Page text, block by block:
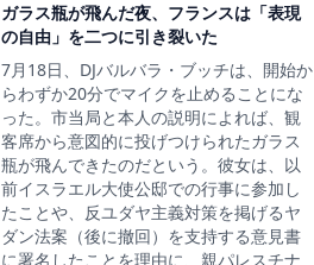
ガラス瓶が飛んだ夜、フランスは「表現
の自由」を二つに引き裂いた
7月18日、DJバルバラ・ブッチは、開始か
らわずか20分でマイクを止めることにな
った。市当局と本人の説明によれば、観
客席から意図的に投げつけられたガラス
瓶が飛んできたのだという。彼女は、以
前イスラエル大使公邸での行事に参加し
たことや、反ユダヤ主義対策を掲げるヤ
ダン法案（後に撤回）を支持する意見書
に署名したことを理由に、親パレスチナ